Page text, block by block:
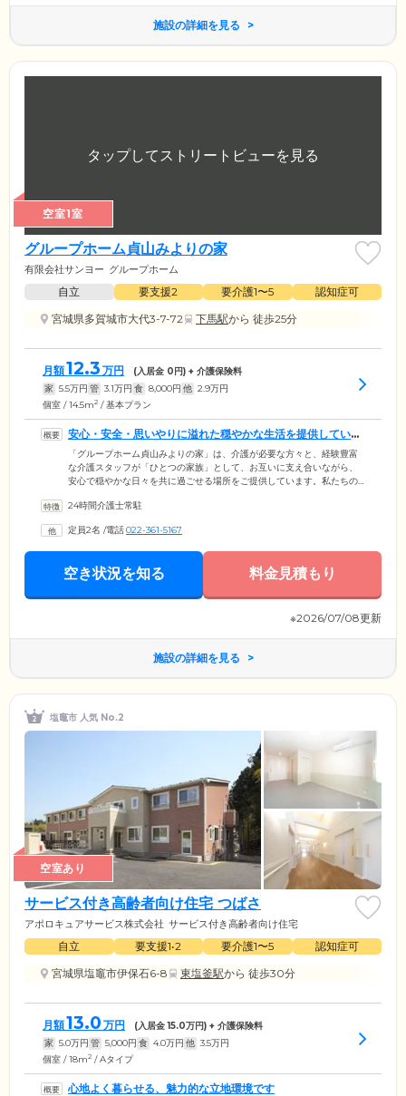
施設の詳細を見る
空室1室
グループホーム貞山みよりの家
有限会社サンヨー グループホーム
自立 要支援2 要介護1〜5
認知症可
宮城県多賀城市大代3-7-72
下馬駅から 徒歩25分
月額12.3 万円 (入居金 0円) + 介護保険料
家 5.5万円 管 3.1万円 食 8,000円 他 2.9万円
個室 / 14.5m2 / 基本プラン
安心・安全・思いやりに溢れた穏やかな生活を提供していま
す「グループホーム貞山みよりの家」は、介護が必要な方々と、経験豊富
な介護スタッフが「ひとつの家族」として、お互いに支え合いながら、
安心で穏やかな日々を共に過ごせる場所をご提供しています。私たちの
す。ケアに従事するスタッフは、思いやりと親切をモットーに、いつで
トに取り組んでいます。さらに、情熱・熱意・信念を持ち、ご入居者様
の生活の質を向上させることを使命としています。
24時間介護士常駐
定員2名 /電話022-361-5167
空き状況を知る 料金見積もり
※2026/07/08更新
施設の詳細を見る
塩竈市 人気 No.2
空室あり
サービス付き高齢者向け住宅 つばさ
アポロキュアサービス株式会社 サービス付き高齢者向け住宅
自立 要支援1•2 要介護1〜5
認知症可
宮城県塩竈市伊保石6-8
東塩釜駅から 徒歩30分
月額13.0 万円 (入居金15.0万円) + 介護保険料
家 5.0万円 管 5,000円 食 4.0万円 他 3.5万円
個室 / 18m2 / Aタイプ
心地よく暮らせる、魅力的な立地環境です